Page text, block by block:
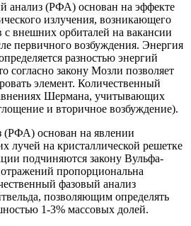
анализ (РФА) основан на эффекте
излучения, возникающего
с внешних орбиталей на вакансии
первичного возбуждения. Энергия
разностью энергий
согласно закону Мозли позволяет
элемент. Количественный
Шермана, учитывающих
и вторичное возбуждение).
(РФА) основан на явлении
лучей на кристаллической решетке
подчиняются закону Вульфа-
пропорциональна
фазовый анализ
позволяющим определять
1-3% массовых долей.